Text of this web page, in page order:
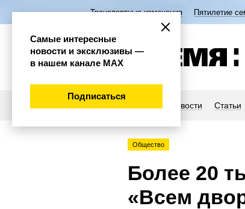
Транспортные изменения Пятилетие
Новости Статьи
Общество
Более 20
«Всем
Самые интересные
новости и эксклюзивы —
в нашем канале МАХ
Подписаться